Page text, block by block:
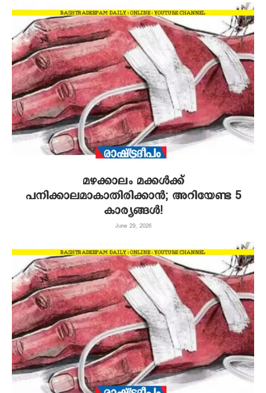
മഴക്കാലം മക്കൾക്ക്
പനിക്കാലമാകാതിരിക്കാൻ; അറിയേണ്ട 5
കാര്യങ്ങൾ!
June 29, 2026